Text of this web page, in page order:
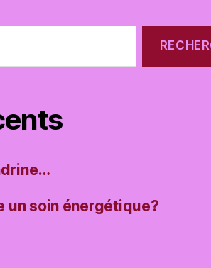
un soin énergétique?